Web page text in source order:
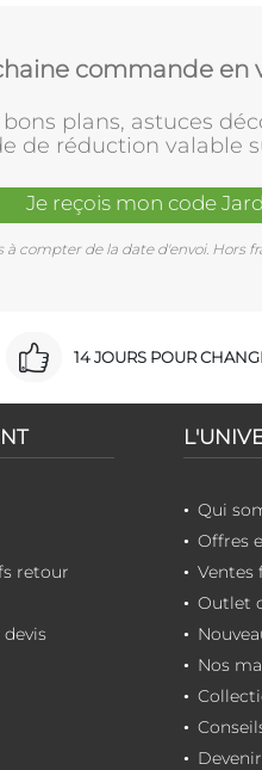
commande en
bons plans, astuces
de réduction valable
Je reçois mon code
à compter de la date d'envoi. Hors
14 JOURS POUR
retour
Qui
Offres
Ventes
Outlet
Nos